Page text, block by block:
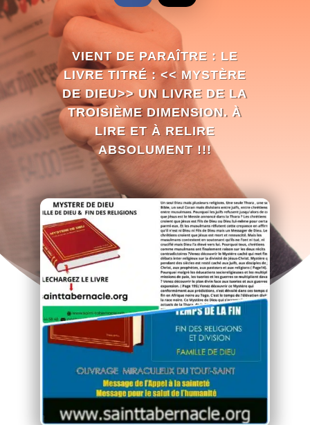
VIENT DE PARAÎTRE : LE
LIVRE TITRÉ : << MYSTÈRE
DE DIEU>> UN LIVRE DE LA
TROISIÈME DIMENSION. À
LIRE ET À RELIRE
ABSOLUMENT !!!